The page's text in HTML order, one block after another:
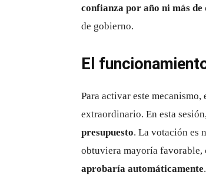
confianza por año ni más de
de gobierno.
El
Para activar este
extraordinario. En esta
presupuesto. La votación es
obtuviera mayoría favorable,
aprobaría automáticamente.